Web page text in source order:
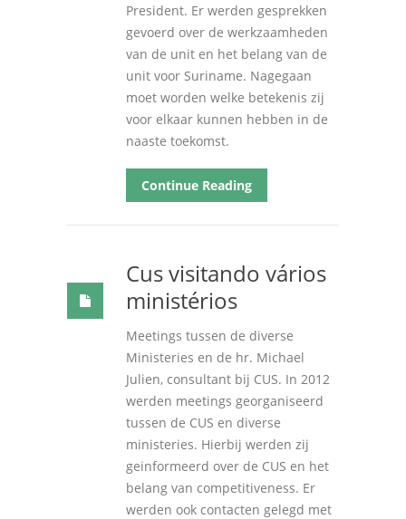
President. Er werden gesprekken
gevoerd over de werkzaamheden
van de unit en het belang van de
unit voor Suriname. Nagegaan
moet worden welke betekenis zij
voor elkaar kunnen hebben in de
naaste toekomst.
Continue Reading
Cus visitando vários
ministérios
Meetings tussen de diverse
Ministeries en de hr. Michael
Julien, consultant bij CUS. In 2012
werden meetings georganiseerd
tussen de CUS en diverse
ministeries. Hierbij werden zij
geinformeerd over de CUS en het
belang van competitiveness. Er
werden ook contacten gelegd met